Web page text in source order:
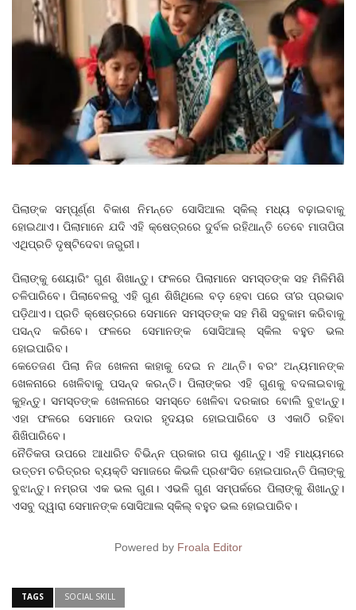
ପିଲାଙ୍କ ସମ୍ପୂର୍ଣ୍ଣ ବିକାଶ ନିମନ୍ତେ ସୋସିଆଲ ସ୍କିଲ୍‌ ମଧ୍ୟ ବଢ଼ାଇବାକୁ
ହୋଇଥାଏ। ପିଲାମାନେ ଯଦି ଏହି କ୍ଷେତ୍ରରେ ଦୁର୍ବଳ ରହିଥାନ୍ତି ତେବେ ମାତାପିତା
ଏଥିପ୍ରତି ଦୃଷ୍ଟିଦେବା ଜରୁରୀ।
ପିଲାଙ୍କୁ ଶେୟାରିଂ ଗୁଣ ଶିଖାନ୍ତୁ। ଫଳରେ ପିଲାମାନେ ସମସ୍ତଙ୍କ ସହ ମିଳିମିଶି
ଚଳିପାରିବେ। ପିଲାବେଳରୁ ଏହି ଗୁଣ ଶିଖିଥିଲେ ବଡ଼ ହେବା ପରେ ତା’ର ପ୍ରଭାବ
ପଡ଼ିଥାଏ। ପ୍ରତି କ୍ଷେତ୍ରରେ ସେମାନେ ସମସ୍ତଙ୍କ ସହ ମିଶି ସବୁକାମ କରିବାକୁ
ପସନ୍ଦ କରିବେ। ଫଳରେ ସେମାନଙ୍କ ସୋସିଆଲ୍‌ ସ୍କିଲ ବହୁତ ଭଲ
ହୋଇପାରିବ।
କେତେଜଣ ପିଲା ନିଜ ଖେଳନା କାହାକୁ ଦେଇ ନ ଥାନ୍ତି। ବରଂ ଅନ୍ୟମାନଙ୍କ
ଖେଳନାରେ ଖେଳିବାକୁ ପସନ୍ଦ କରନ୍ତି। ପିଲାଙ୍କର ଏହି ଗୁଣକୁ ବଦଳାଇବାକୁ
କୁହନ୍ତୁ। ସମସ୍ତଙ୍କ ଖେଳନାରେ ସମସ୍ତେ ଖେଳିବା ଦରକାର ବୋଲି ବୁଝାନ୍ତୁ।
ଏହା ଫଳରେ ସେମାନେ ଉଦାର ହୃଦୟର ହୋଇପାରିବେ ଓ ଏକାଠି ରହିବା
ଶିଖିପାରିବେ।
ନୈତିକତା ଉପରେ ଆଧାରିତ ବିଭିନ୍ନ ପ୍ରକାର ଗପ ଶୁଣାନ୍ତୁ। ଏହି ମାଧ୍ୟମରେ
ଉତ୍ତମ ଚରିତ୍ରର ବ୍ୟକ୍ତି ସମାଜରେ କିଭଳି ପ୍ରଶଂସିତ ହୋଇପାରନ୍ତି ପିଲାଙ୍କୁ
ବୁଝାନ୍ତୁ। ନମ୍ରତା ଏକ ଭଲ ଗୁଣ। ଏଭଳି ଗୁଣ ସମ୍ପର୍କରେ ପିଲାଙ୍କୁ ଶିଖାନ୍ତୁ।
ଏସବୁ ଦ୍ୱାରା ସେମାନଙ୍କ ସୋସିଆଲ ସ୍କିଲ୍‌ ବହୁତ ଭଲ ହୋଇପାରିବ।
Powered by Froala Editor
TAGS SOCIAL SKILL